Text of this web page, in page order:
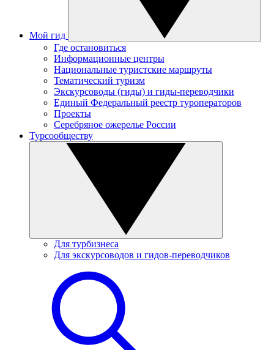
Мой гид
Где остановиться
Информационные центры
Национальные туристские маршруты
Тематический туризм
Экскурсоводы (гиды) и гиды-переводчики
Единый Федеральный реестр туроператоров
Проекты
Серебряное ожерелье России
Турсообществу
Для турбизнеса
Для экскурсоводов и гидов-переводчиков